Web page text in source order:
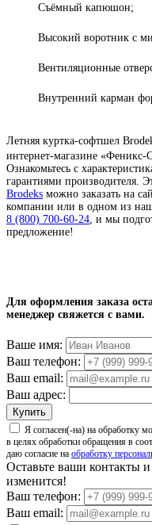
Съёмный капюшон;
Высокий воротник с
Вентиляционные
Внутренний карман
Летняя куртка-софтшел
интернет-магазине
Ознакомьтесь с
гарантиями производителя.
Brodeks можно заказать на
компании или в одном из
8 (800) 700-60-24, и мы
предложение!
4.7
4.5
Для оформления заказа
менеджер свяжется с вами.
Ваше имя:
Ваш телефон:
Ваш email:
Ваш адрес:
Купить
Я согласен(-на) на обработку
в целях обработки обращения в
даю согласие на обработку
Оставьте ваши контакты
изменится!
Ваш телефон:
Ваш email: